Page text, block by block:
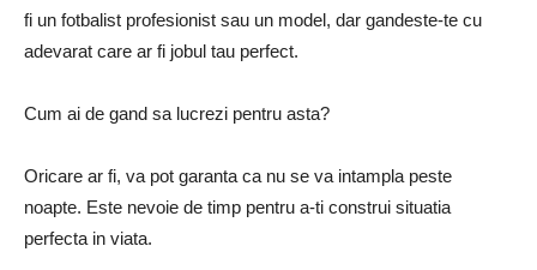
fi un fotbalist profesionist sau un model, dar gandeste-te cu
adevarat care ar fi jobul tau perfect.
Cum ai de gand sa lucrezi pentru asta?
Oricare ar fi, va pot garanta ca nu se va intampla peste
noapte. Este nevoie de timp pentru a-ti construi situatia
perfecta in viata.